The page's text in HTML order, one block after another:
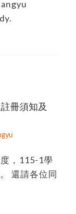
冊須知及
，115-1學
還請各位同